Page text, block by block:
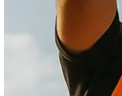
Procurement
Fornitori e ordini in un solo
Sicurezza
Verifica documentale